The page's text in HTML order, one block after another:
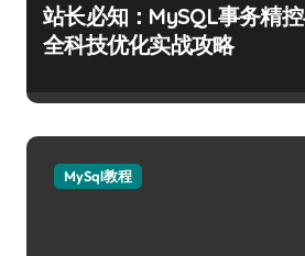
站长必知：MySQL事务精
全科技优化实战攻略
MySql教程